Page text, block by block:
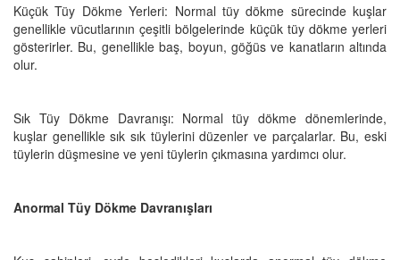
Küçük Tüy Dökme Yerleri: Normal tüy dökme sürecinde kuşlar
genellikle vücutlarının çeşitli bölgelerinde küçük tüy dökme yerleri
gösterirler. Bu, genellikle baş, boyun, göğüs ve kanatların altında
olur.
Sık Tüy Dökme Davranışı: Normal tüy dökme dönemlerinde,
kuşlar genellikle sık sık tüylerini düzenler ve parçalarlar. Bu, eski
tüylerin düşmesine ve yeni tüylerin çıkmasına yardımcı olur.
Anormal Tüy Dökme Davranışları